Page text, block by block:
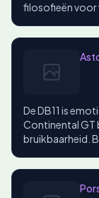
filosofieën voor
De DB11 is
Continental GT
bruikbaarheid.